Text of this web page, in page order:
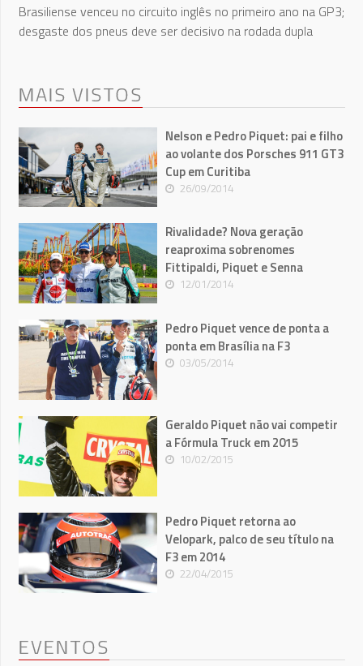
Brasiliense venceu no circuito inglês no primeiro ano na GP3;
desgaste dos pneus deve ser decisivo na rodada dupla
MAIS VISTOS
Nelson e Pedro Piquet: pai e filho
ao volante dos Porsches 911 GT3
Cup em Curitiba
26/09/2014
Rivalidade? Nova geração
reaproxima sobrenomes
Fittipaldi, Piquet e Senna
12/01/2014
Pedro Piquet vence de ponta a
ponta em Brasília na F3
03/05/2014
Geraldo Piquet não vai competir
a Fórmula Truck em 2015
10/02/2015
Pedro Piquet retorna ao
Velopark, palco de seu título na
F3 em 2014
22/04/2015
EVENTOS